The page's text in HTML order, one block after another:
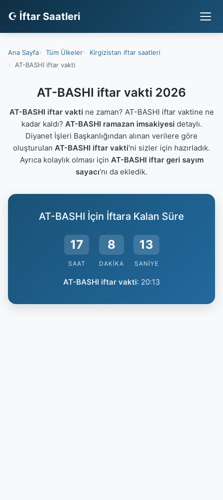
☪ İftar Saatleri
Ana Sayfa Tüm Ülkeler
Kirgizistan iftar saatleri
AT-BASHI iftar vakti
AT-BASHI iftar vakti 2026
AT-BASHI iftar vakti ne zaman? AT-BASHI iftar vaktine ne
kadar kaldı? AT-BASHI ramazan imsakiyesi detaylı.
Diyanet İşleri Başkanlığından alınan verilere göre
oluşturulan AT-BASHI iftar vakti'ni sizler için hazırladık.
Ayrıca kolaylık olması için AT-BASHI iftar geri sayım
sayacı'nı da ekledik.
AT-BASHI İçin İftara Kalan Süre
17
SAAT
8
DAKIKA
13
SANIYE
AT-BASHI iftar vakti: 20:13